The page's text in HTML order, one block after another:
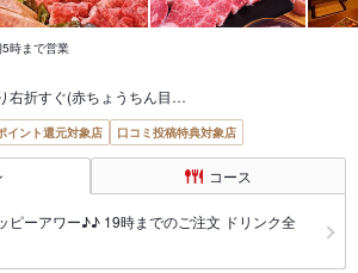
時まで営業
右折すぐ(赤ちょうちん目…
イント還元対象店 口コミ投稿特典対象店
コース
ピーアワー♪♪ 19時までのご注文 ドリンク全